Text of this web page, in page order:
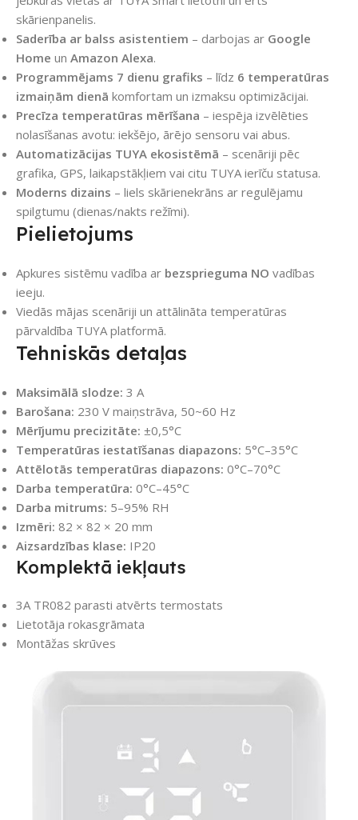
skārienpanelis.
Saderība ar balss asistentiem – darbojas ar Google
Home un Amazon Alexa.
Programmējams 7 dienu grafiks – līdz 6 temperatūras
izmaiņām dienā komfortam un izmaksu optimizācijai.
Precīza temperatūras mērīšana – iespēja izvēlēties
nolasīšanas avotu: iekšējo, ārējo sensoru vai abus.
Automatizācijas TUYA ekosistēmā – scenāriji pēc
grafika, GPS, laikapstākļiem vai citu TUYA ierīču statusa.
Moderns dizains – liels skārienekrāns ar regulējamu
spilgtumu (dienas/nakts režīmi).
Pielietojums
Apkures sistēmu vadība ar bezsprieguma NO vadības
ieeju.
Viedās mājas scenāriji un attālināta temperatūras
pārvaldība TUYA platformā.
Tehniskās detaļas
Maksimālā slodze: 3 A
Barošana: 230 V maiņstrāva, 50~60 Hz
Mērījumu precizitāte: ±0,5°C
Temperatūras iestatīšanas diapazons: 5°C–35°C
Attēlotās temperatūras diapazons: 0°C–70°C
Darba temperatūra: 0°C–45°C
Darba mitrums: 5–95% RH
Izmēri: 82 × 82 × 20 mm
Aizsardzības klase: IP20
Komplektā iekļauts
3A TR082 parasti atvērts termostats
Lietotāja rokasgrāmata
Montāžas skrūves